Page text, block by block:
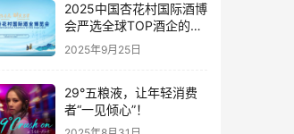
2025中国杏花村国际酒博
会严选全球TOP酒企的底
气何在？
2025年9月25日
29°五粮液，让年轻消费
者“一见倾心”！